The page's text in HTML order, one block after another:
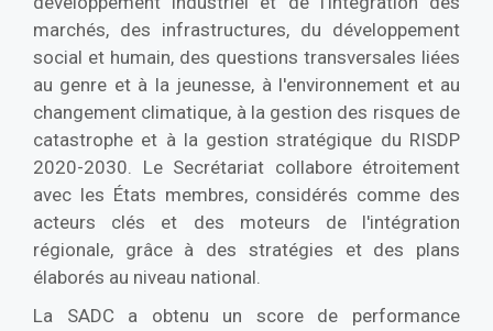
marchés, des infrastructures, du développement
social et humain, des questions transversales liées
au genre et à la jeunesse, à l'environnement et au
changement climatique, à la gestion des risques de
catastrophe et à la gestion stratégique du RISDP
2020-2030. Le Secrétariat collabore étroitement
avec les États membres, considérés comme des
acteurs clés et des moteurs de l'intégration
régionale, grâce à des stratégies et des plans
élaborés au niveau national.
La SADC a obtenu un score de performance